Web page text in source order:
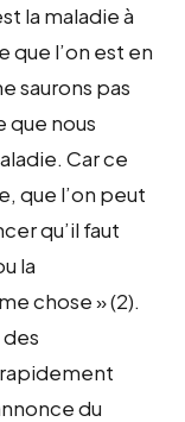
la maladie à
que l’on est en
saurons pas
que nous
Car ce
que l’on peut
qu’il faut
la
chose » (2).
du